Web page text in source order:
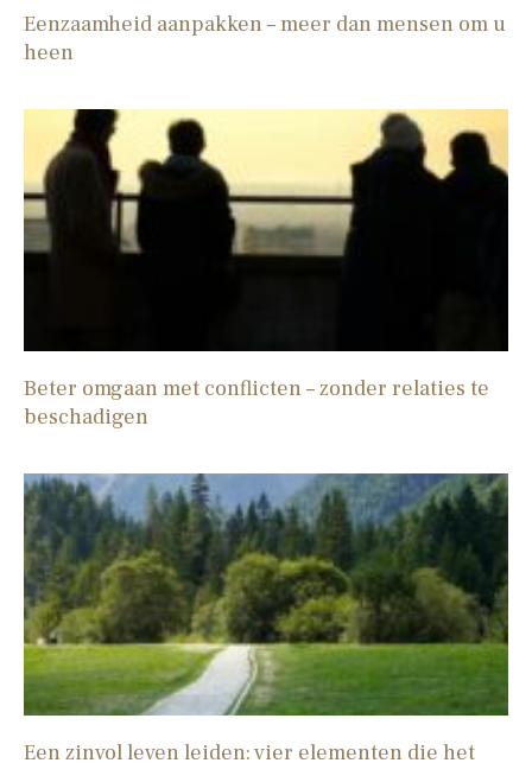
Eenzaamheid aanpakken – meer dan mensen om u
heen
Beter omgaan met conflicten – zonder relaties te
beschadigen
Een zinvol leven leiden: vier elementen die het